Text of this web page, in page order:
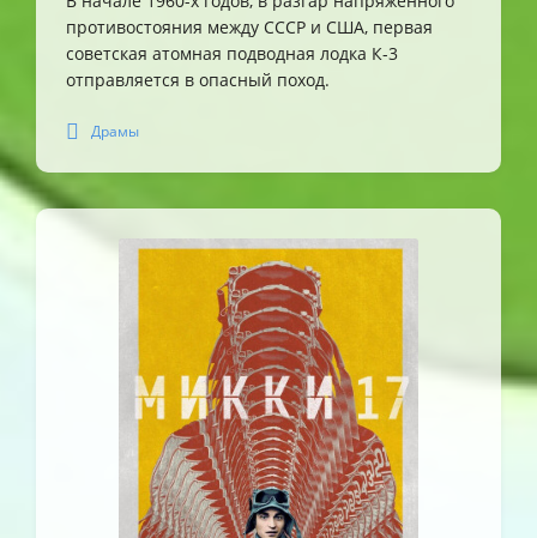
противостояния между СССР и США, первая
советская атомная подводная лодка К-3
отправляется в опасный поход.
Драмы